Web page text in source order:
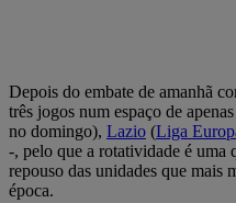
Depois do embate de amanhã
três jogos num espaço de
no domingo), Lazio (Liga
-, pelo que a rotatividade é uma
repouso das unidades que mais
época.